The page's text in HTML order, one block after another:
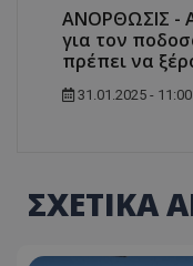
ΑΝΟΡΘΩΣΙΣ -
για τον
πρέπει να
31.01.2025 - 11:00
ΣΧΕΤΙΚΑ